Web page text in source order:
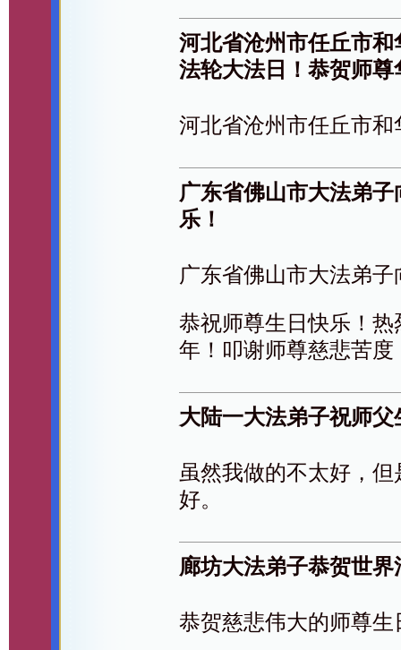
河北省沧州市任丘市
法轮大法日！恭贺师尊
河北省沧州市任丘市
广东省佛山市大法弟
乐！
广东省佛山市大法弟
恭祝师尊生日快乐！
年！叩谢师尊慈悲苦度
大陆一大法弟子祝师父
虽然我做的不太好，
好。
廊坊大法弟子恭贺世
恭贺慈悲伟大的师尊生